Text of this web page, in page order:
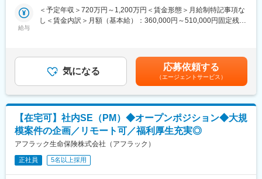
・在宅勤務：可（原則50％出社、50％在宅）
・時差出勤：可
当社は世界最大級の金融サービスであるプルデンシャル・ファイ
ナンシャルの一員です。
グループ内では金融機関代理店（銀行、信託銀行、証券会社）を
通じた生命保険の販売を中心に事業展開しています。
・アプリケーション開発および大型プロジェクト企画・推進業務
・新たな基盤・アプリケーション構築等、大型プロジェクト推進
業務
■開発環境：
【ホスト】主なOS：メインフレーム（IBM社）、主な言語：
COBOL
配属組織は総勢約250名（アプリ：140名、インフラ：50名）が所
属しております。個人保険や企業保険、損害保険といった商品分
類に加え、それぞれフロントエンド(オープン系)、バックエンド
企業運営に関わるシステムを管理するチーム、加えてネットワー
ク・インフラを管理するチーム、パブリッククラウド基盤の構築
の定める事業所（リモートワーク含む）
給与
＜予定年収＞720万円～1,200万円＜賃金形態＞月給制特記事項な
し＜賃金内訳＞月額（基本給）：360,000円～510,000円固定残業
給与補足＞※月給には、基本給36万円、業務効率化加算給約13万
円を含みます。※業務効率化加算給は、45時間分として支給いた
します。※上記時間を超えた分については別途支給いたします。賃
金はあくまでも目安の金額であり、選考を通じて上下する可能性
があります。月給(月額)は固定手当を含めた表記です。
気になる 応募依頼する
（エージェントサービス）
【在宅可】社内SE（PM）◆オープンポジション◆大規
模案件の企画／リモート可／福利厚生充実◎
アフラック生命保険株式会社（アフラック）
正社員 5名以上採用